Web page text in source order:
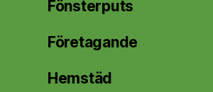
Fönsterputs
Företagande
Hemstäd